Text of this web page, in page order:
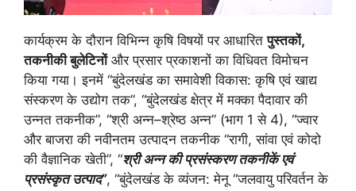
कार्यक्रम के दौरान विभिन्न कृषि विषयों पर आधारितपुस्तकों,
तकनीकी बुलेटिनोंऔर प्रसार प्रकाशनों का विधिवत विमोचन
किया गया। इनमें “बुंदेलखंड का समावेशी विकास: कृषि एवं खाद्य
संस्करण के उद्योग तक”, “बुंदेलखंड क्षेत्र में मक्का पैदावार की
उन्नत तकनीक”, “श्री अन्न–श्रेष्ठ अन्न” (भाग 1 से 4), “ज्वार
और बाजरा की नवीनतम उत्पादन तकनीक “रागी, सांवा एवं कोदो
की वैज्ञानिक खेती”, “श्री अन्न की प्रसंस्करण तकनीकें एवं
प्रसंस्कृत उत्पाद”, “बुंदेलखंड के व्यंजन: मेनू “जलवायु परिवर्तन के